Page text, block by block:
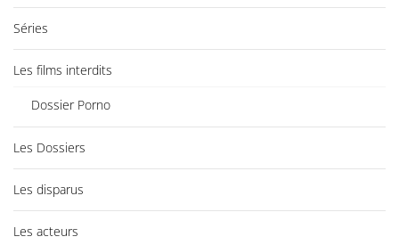
Séries
Les films interdits
Dossier Porno
Les Dossiers
Les disparus
Les acteurs